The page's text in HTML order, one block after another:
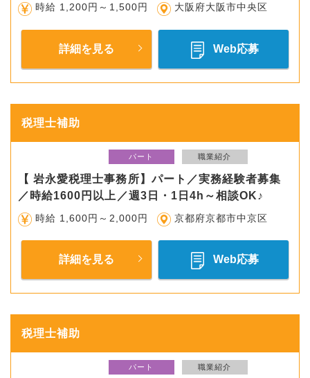
時給 1,200円～1,500円 大阪府大阪市中央区
詳細を見る Web応募
税理士補助
パート 職業紹介
【 岩永愛税理士事務所】パート／実務経験者募集
／時給1600円以上／週3日・1日4h～相談OK♪
時給 1,600円～2,000円 京都府京都市中京区
詳細を見る Web応募
税理士補助
パート 職業紹介